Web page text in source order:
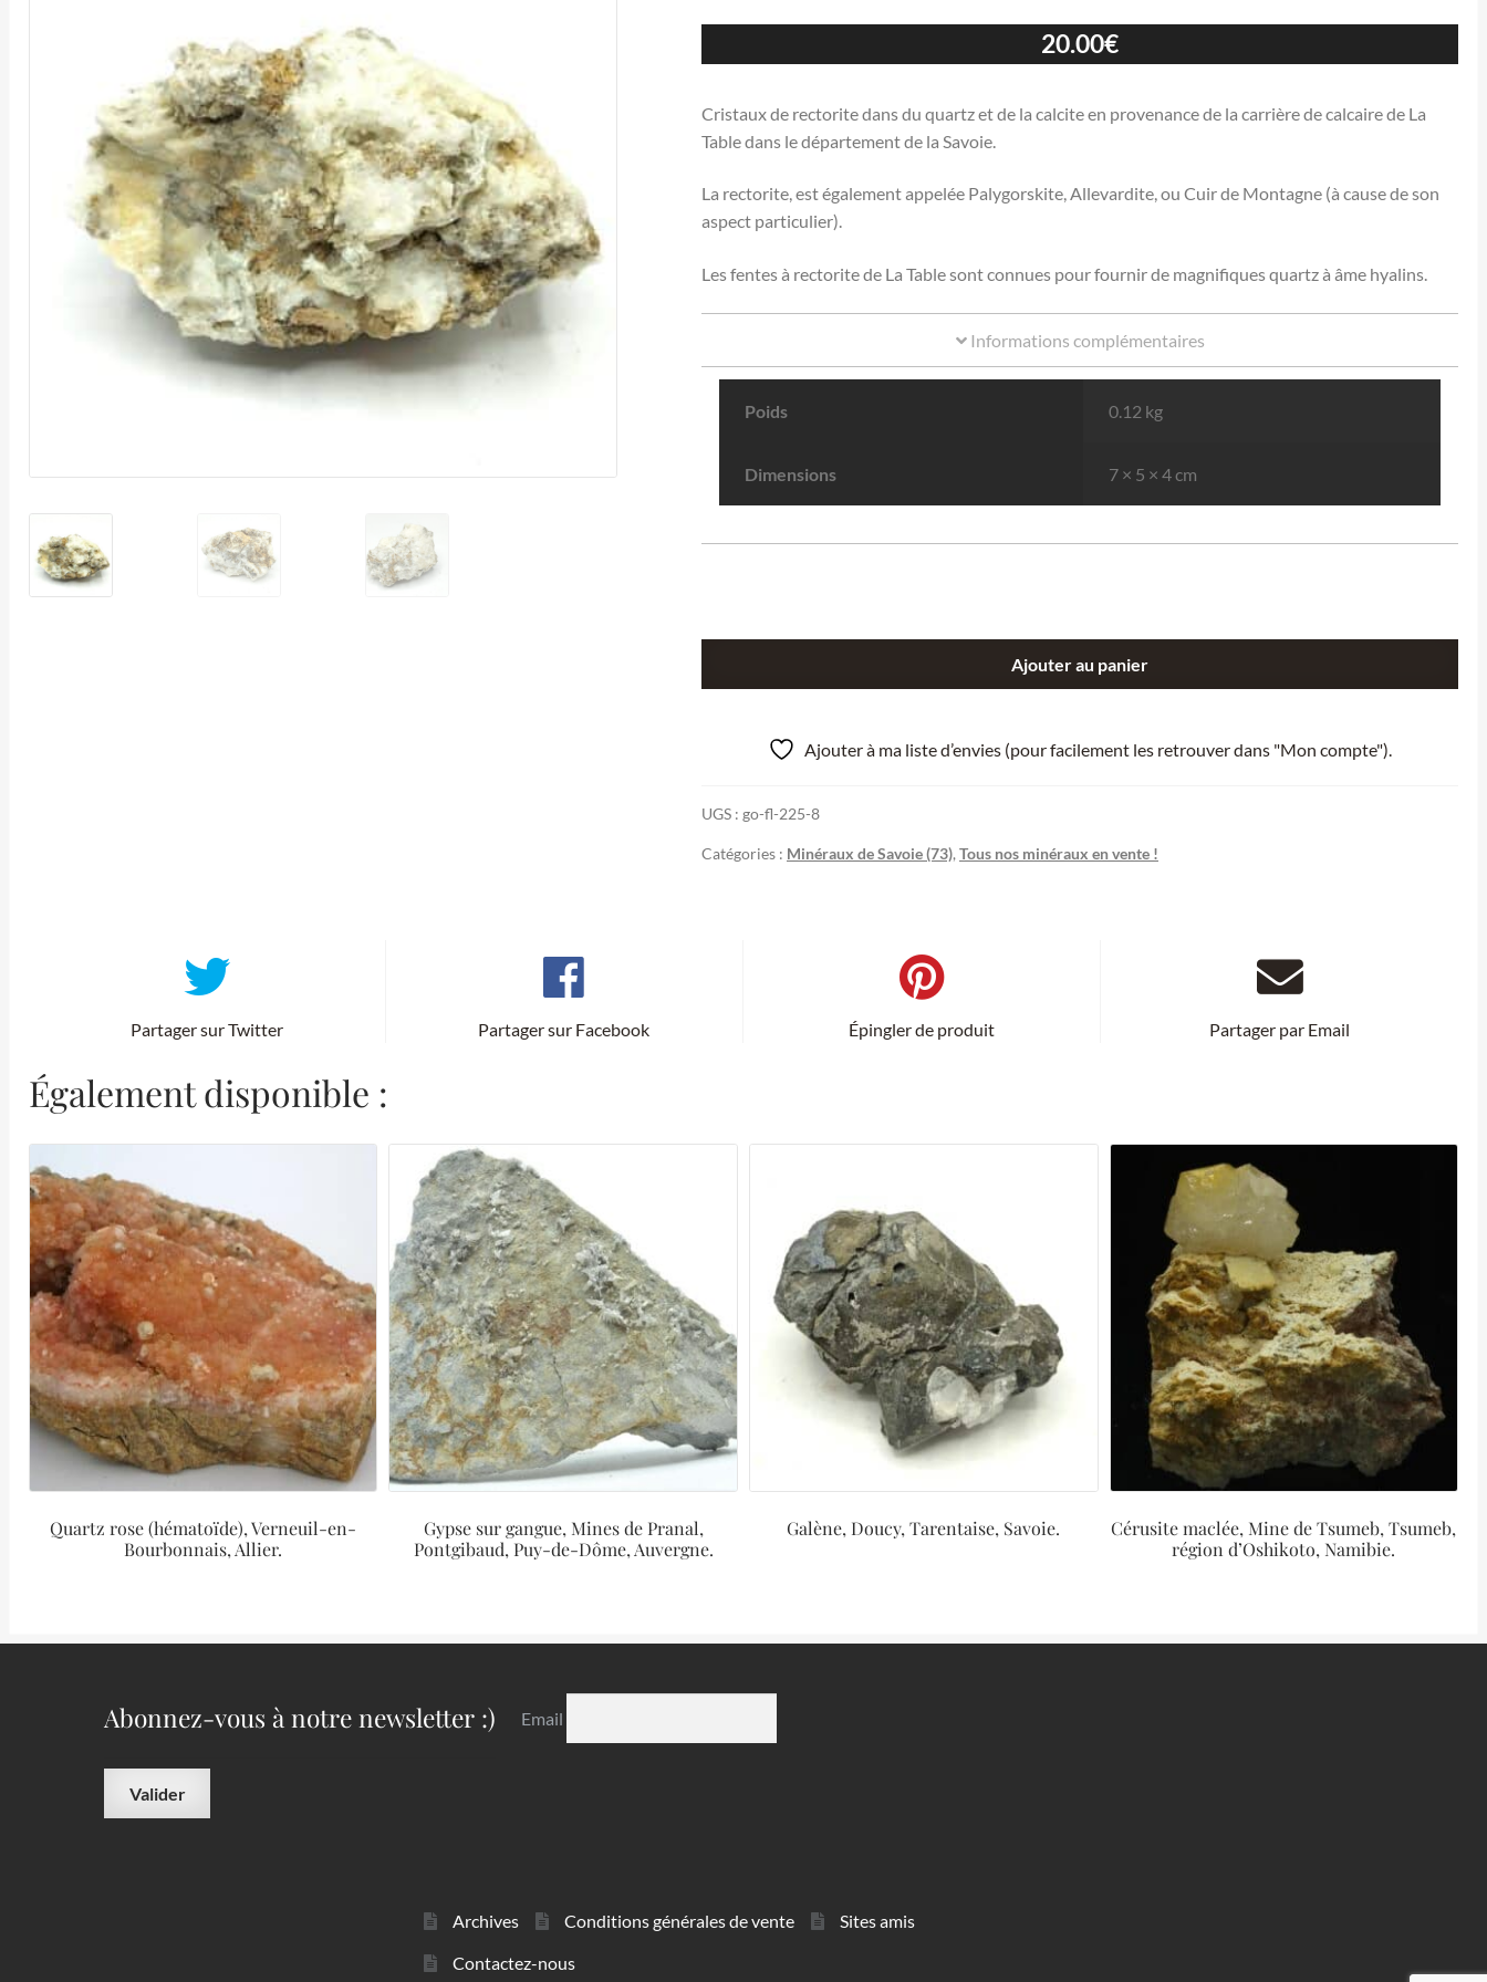
20.00€
Cristaux de rectorite dans du quartz et de la calcite en provenance de la carrière de calcaire de La
Table dans le département de la Savoie.
La rectorite, est également appelée Palygorskite, Allevardite, ou Cuir de Montagne (à cause de son
aspect particulier).
Les fentes à rectorite de La Table sont connues pour fournir de magnifiques quartz à âme hyalins.
Informations complémentaires
Poids 0.12 kg
Dimensions 7 × 5 × 4 cm
(Palygorskyte),
La
Table,
Ajouter au panier
Ajouter à ma liste d’envies (pour facilement les retrouver dans "Mon compte").
UGS : go-fl-225-8
Catégories : Minéraux de Savoie (73), Tous nos minéraux en vente !
Partager sur Twitter Partager sur Facebook Épingler de produit Partager par Email
Également disponible :
Quartz rose (hématoïde), Verneuil-en-
Bourbonnais, Allier.
Gypse sur gangue, Mines de Pranal,
Pontgibaud, Puy-de-Dôme, Auvergne.
Galène, Doucy, Tarentaise, Savoie.
Cérusite maclée, Mine de Tsumeb, Tsumeb,
région d’Oshikoto, Namibie.
Abonnez-vous à notre newsletter :) Email
Archives Conditions générales de vente
Sites amis
Contactez-nous